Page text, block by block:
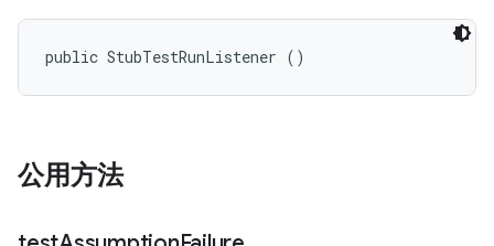
public StubTestRunListener ()
公用方法